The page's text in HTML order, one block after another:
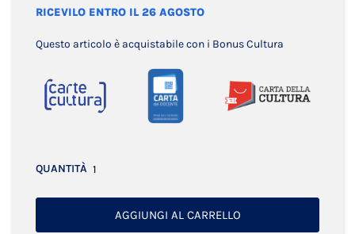
RICEVILO ENTRO IL 26 AGOSTO
Questo articolo è acquistabile con i Bonus Cultura
QUANTITÀ
AGGIUNGI AL CARRELLO